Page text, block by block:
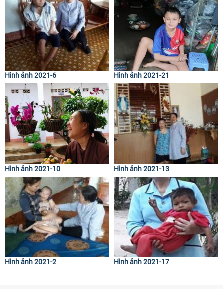
Hình ảnh 2021-6 Hình ảnh 2021-21
Hình ảnh 2021-10 Hình ảnh 2021-13
Hình ảnh 2021-2 Hình ảnh 2021-17